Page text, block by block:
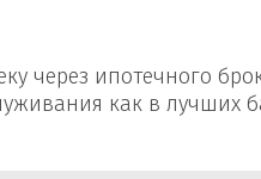
через ипотечного
как в лучших